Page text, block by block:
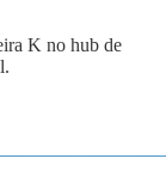
K no hub de